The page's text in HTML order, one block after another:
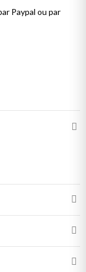
Paypal ou par